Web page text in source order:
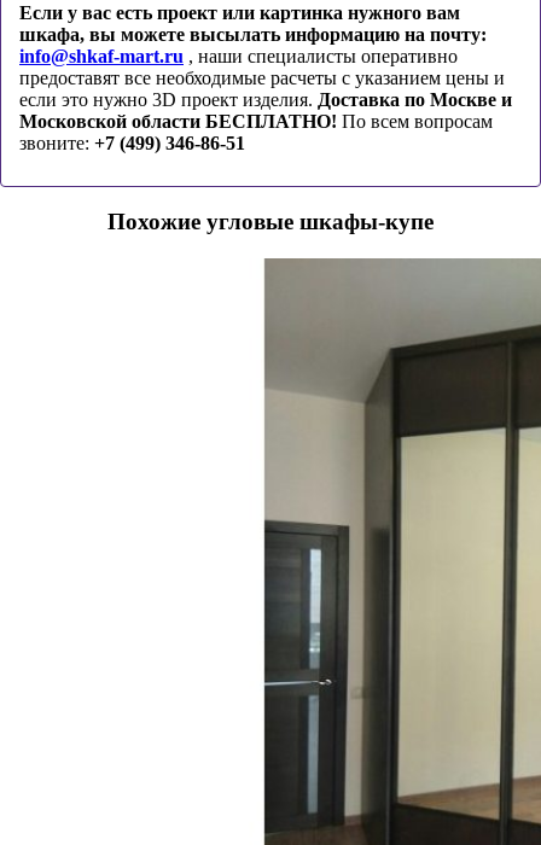
Если у вас есть проект или картинка нужного вам
шкафа, вы можете высылать информацию на почту:
info@shkaf-mart.ru , наши специалисты оперативно
предоставят все необходимые расчеты с указанием цены и
если это нужно 3D проект изделия. Доставка по Москве и
Московской области БЕСПЛАТНО! По всем вопросам
звоните: +7 (499) 346-86-51
Похожие угловые шкафы-купе